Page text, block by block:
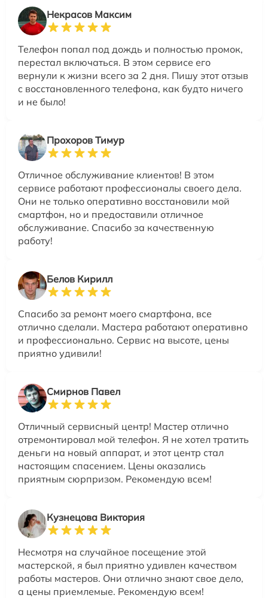
Некрасов Максим
Телефон попал под дождь и полностью промок,
перестал включаться. В этом сервисе его
вернули к жизни всего за 2 дня. Пишу этот отзыв
с восстановленного телефона, как будто ничего
и не было!
Прохоров Тимур
Отличное обслуживание клиентов! В этом
сервисе работают профессионалы своего дела.
Они не только оперативно восстановили мой
смартфон, но и предоставили отличное
обслуживание. Спасибо за качественную
работу!
Белов Кирилл
Спасибо за ремонт моего смартфона, все
отлично сделали. Мастера работают оперативно
и профессионально. Сервис на высоте, цены
приятно удивили!
Смирнов Павел
Отличный сервисный центр! Мастер отлично
отремонтировал мой телефон. Я не хотел тратить
деньги на новый аппарат, и этот центр стал
настоящим спасением. Цены оказались
приятным сюрпризом. Рекомендую всем!
Кузнецова Виктория
Несмотря на случайное посещение этой
мастерской, я был приятно удивлен качеством
работы мастеров. Они отлично знают свое дело,
а цены приемлемые. Рекомендую всем!